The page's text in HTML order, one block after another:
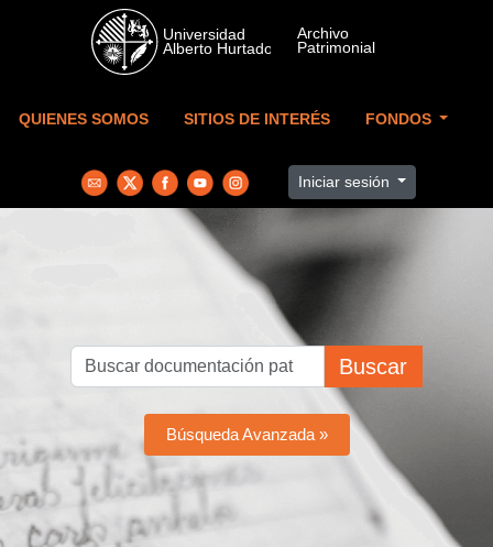
Skip to main content
QUIENES SOMOS SITIOS DE INTERÉS FONDOS
Iniciar sesión
Buscar
Búsqueda Avanzada »